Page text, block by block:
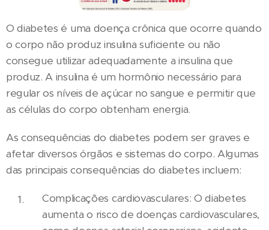
O diabetes é uma doença crônica que ocorre quando
o corpo não produz insulina suficiente ou não
consegue utilizar adequadamente a insulina que
produz. A insulina é um hormônio necessário para
regular os níveis de açúcar no sangue e permitir que
as células do corpo obtenham energia.
As consequências do diabetes podem ser graves e
afetar diversos órgãos e sistemas do corpo. Algumas
das principais consequências do diabetes incluem:
Complicações cardiovasculares: O diabetes
aumenta o risco de doenças cardiovasculares,